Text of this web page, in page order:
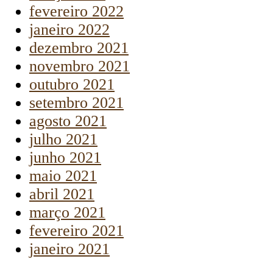
fevereiro 2022
janeiro 2022
dezembro 2021
novembro 2021
outubro 2021
setembro 2021
agosto 2021
julho 2021
junho 2021
maio 2021
abril 2021
março 2021
fevereiro 2021
janeiro 2021